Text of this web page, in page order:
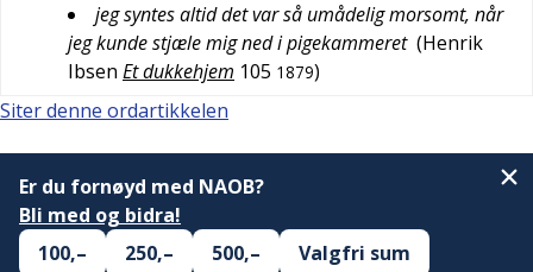
jeg syntes altid det var så umådelig morsomt, når
jeg kunde stjæle mig ned i pigekammeret (Henrik
Ibsen Et dukkehjem 105 1879)
Siter denne ordartikkelen
Er du fornøyd med NAOB?
Bli med og bidra!
100,–
250,– 500,– Valgfri sum